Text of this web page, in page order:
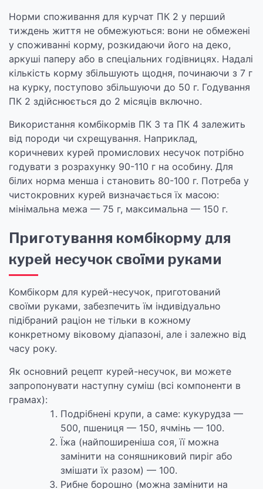
Норми споживання для курчат ПК 2 у перший
тиждень життя не обмежуються: вони не обмежені
у споживанні корму, розкидаючи його на деко,
аркуші паперу або в спеціальних годівницях. Надалі
кількість корму збільшують щодня, починаючи з 7 г
на курку, поступово збільшуючи до 50 г. Годування
ПК 2 здійснюється до 2 місяців включно.
Використання комбікормів ПК 3 та ПК 4 залежить
від породи чи схрещування. Наприклад,
коричневих курей промислових несучок потрібно
годувати з розрахунку 90-110 г на особину. Для
білих норма менша і становить 80-100 г. Потреба у
чистокровних курей визначається їх масою:
мінімальна межа — 75 г, максимальна — 150 г.
Приготування комбікорму для
курей несучок своїми руками
Комбікорм для курей-несучок, приготований
своїми руками, забезпечить їм індивідуально
підібраний раціон не тільки в кожному
конкретному віковому діапазоні, але і залежно від
часу року.
Як основний рецепт курей-несучок, ви можете
запропонувати наступну суміш (всі компоненти в
грамах):
Подрібнені крупи, а саме: кукурудза —
500, пшениця — 150, ячмінь — 100.
Їжа (найпоширеніша соя, її можна
замінити на соняшниковий пиріг або
змішати їх разом) — 100.
Рибне борошно (можна замінити на